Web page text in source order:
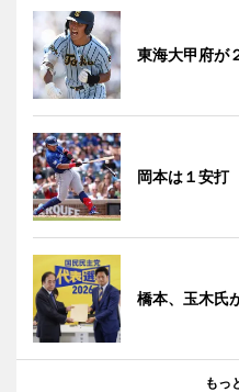
東海大甲府が
岡本は１安
橋本、玉木氏
もっ